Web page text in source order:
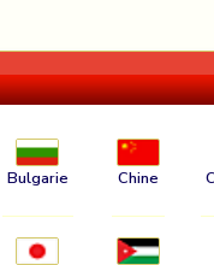
Bulgarie Chine